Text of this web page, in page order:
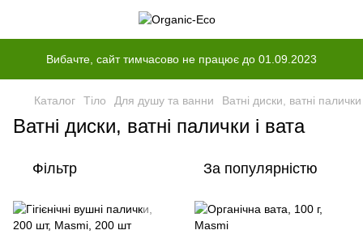
Вибачте, сайт тимчасово не працює до 01.09.2023
Каталог Тіло Для душу та ванни Ватні диски, ватні палички
Ватні диски, ватні палички і вата
Фільтр За популярністю